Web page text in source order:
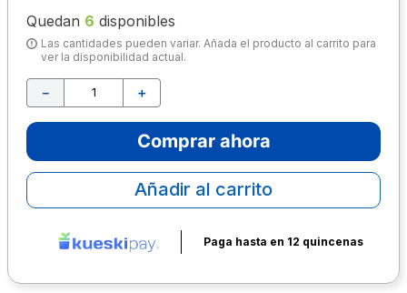
Quedan 6 disponibles
Las cantidades pueden variar. Añada el producto al carrito para
ver la disponibilidad actual.
＋
－
Comprar ahora
Añadir al carrito
Paga hasta en 12 quincenas
10